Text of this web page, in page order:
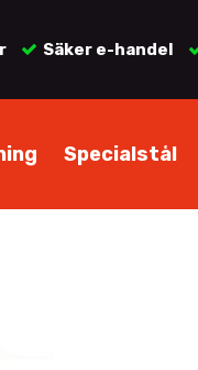
Säker e-handel
Specialstål